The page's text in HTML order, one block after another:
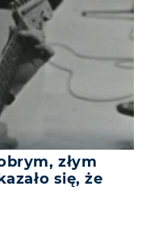
złym
się, że